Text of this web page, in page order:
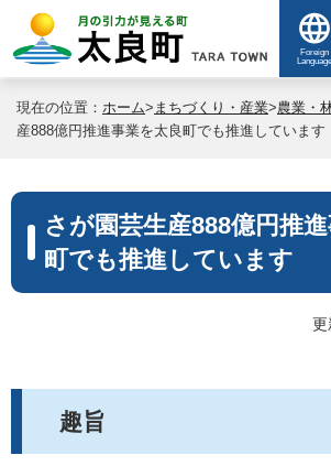
Foreign
Language
現在の位置： ホーム> まちづくり・産業>農業・
産888億円推進事業を太良町でも推進しています
さが園芸生産888億円推
町でも推進しています
更
趣旨